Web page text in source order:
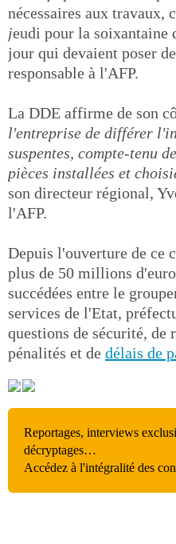
nécessaires aux travaux,
jeudi pour la soixantaine
jour qui devaient poser
responsable à l'AFP.
La DDE affirme de son
l'entreprise de différer
suspentes, compte-tenu
pièces installées et
son directeur régional,
l'AFP.
Depuis l'ouverture de ce
plus de 50 millions
succédées entre le
services de l'Etat,
questions de sécurité, de
pénalités et de délais de
Reportages, interviews
décryptages…
Accédez à l'intégralité des